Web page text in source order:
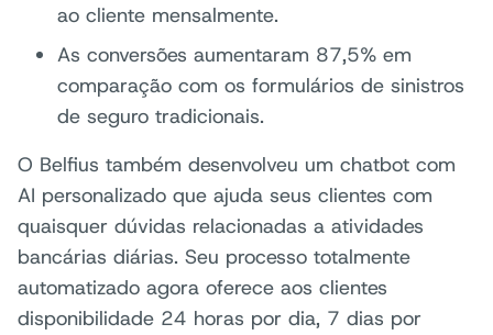
ao cliente mensalmente.
As conversões aumentaram 87,5% em
comparação com os formulários de sinistros
de seguro tradicionais.
O Belfius também desenvolveu um chatbot com
AI personalizado que ajuda seus clientes com
quaisquer dúvidas relacionadas a atividades
bancárias diárias. Seu processo totalmente
automatizado agora oferece aos clientes
disponibilidade 24 horas por dia, 7 dias por